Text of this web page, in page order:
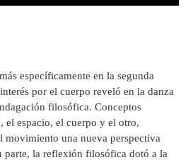
específicamente en la segunda
por el cuerpo reveló en la danza
filosófica. Conceptos
el espacio, el cuerpo y el otro,
movimiento una nueva perspectiva
parte, la reflexión filosófica dotó a la